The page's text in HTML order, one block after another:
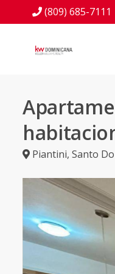
(809) 685-7111
Piantini, Santo